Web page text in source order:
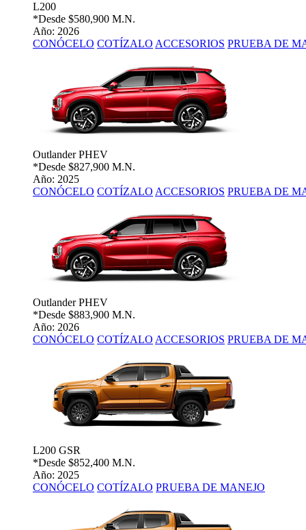
L200
*Desde $580,900 M.N.
Año: 2026
CONÓCELO COTÍZALO ACCESORIOS PRUEBA DE
Outlander PHEV
*Desde $827,900 M.N.
Año: 2025
CONÓCELO COTÍZALO ACCESORIOS PRUEBA DE
Outlander PHEV
*Desde $883,900 M.N.
Año: 2026
CONÓCELO COTÍZALO ACCESORIOS PRUEBA DE
L200 GSR
*Desde $852,400 M.N.
Año: 2025
CONÓCELO COTÍZALO PRUEBA DE MANEJO